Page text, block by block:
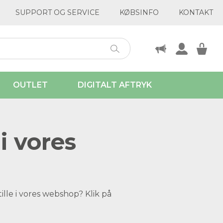
SUPPORT OG SERVICE KØBSINFO KONTAKT
OUTLET DIGITALT AFTRYK
vores
i vores webshop? Klik på